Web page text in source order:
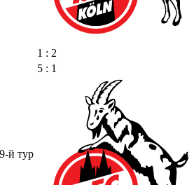
1 : 2
9-й тур
5 : 1